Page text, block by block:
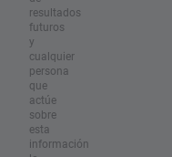
resultados
futuros
y
cualquier
persona
que
actúe
sobre
esta
información